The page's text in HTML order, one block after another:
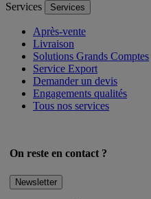
Services Services
Après-vente
Livraison
Solutions Grands Comptes
Service Export
Demander un devis
Engagements qualités
Tous nos services
On reste en contact ?
Newsletter